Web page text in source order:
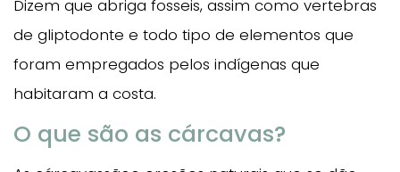
Dizem que abriga fosseis, assim como vertebras
de gliptodonte e todo tipo de elementos que
foram empregados pelos indígenas que
habitaram a costa.
O que são as cárcavas?